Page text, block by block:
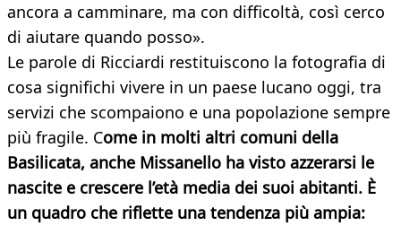
ancora a camminare, ma con difficoltà, così cerco
di aiutare quando posso».
Le parole di Ricciardi restituiscono la fotografia di
cosa significhi vivere in un paese lucano oggi, tra
servizi che scompaiono e una popolazione sempre
più fragile. Come in molti altri comuni della
Basilicata, anche Missanello ha visto azzerarsi le
nascite e crescere l’età media dei suoi abitanti. È
un quadro che riflette una tendenza più ampia: